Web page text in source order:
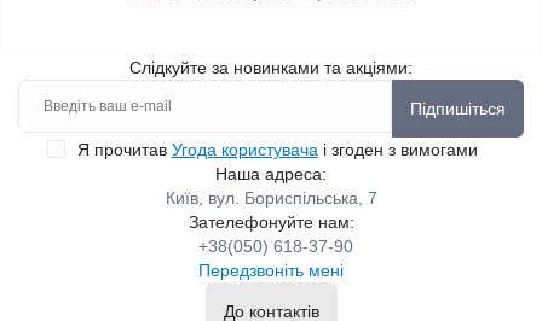
Слідкуйте за новинками та акціями:
Підпишіться
Я прочитав Угода користувача і згоден з вимогами
Наша адреса:
Київ, вул. Бориспільська, 7
Зателефонуйте нам:
+38(050) 618-37-90
Передзвоніть мені
До контактів